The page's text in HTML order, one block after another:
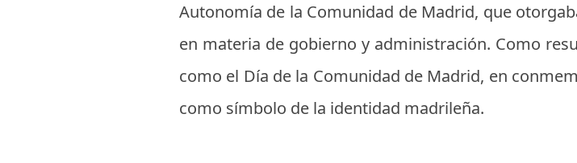
Autonomía de la Comunidad de Madrid, que
en materia de gobierno y administración. Como
como el Día de la Comunidad de Madrid, en
como símbolo de la identidad madrileña.